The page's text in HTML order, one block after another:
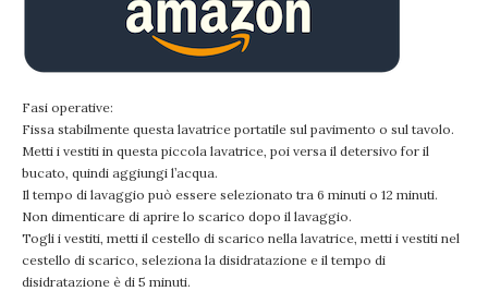
Fasi operative:
Fissa stabilmente questa lavatrice portatile sul pavimento o sul tavolo.
Metti i vestiti in questa piccola lavatrice, poi versa il detersivo for il
bucato, quindi aggiungi l’acqua.
Il tempo di lavaggio può essere selezionato tra 6 minuti o 12 minuti.
Non dimenticare di aprire lo scarico dopo il lavaggio.
Togli i vestiti, metti il ​​cestello di scarico nella lavatrice, metti i vestiti nel
cestello di scarico, seleziona la disidratazione e il tempo di
disidratazione è di 5 minuti.